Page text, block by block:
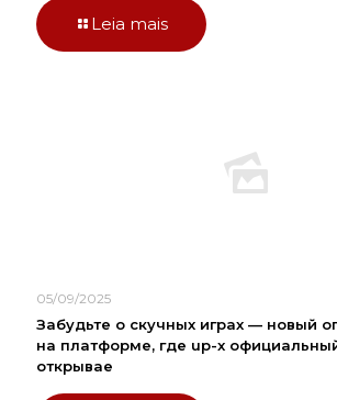
Leia mais
05/09/2025
Забудьте о скучных играх — новый
на платформе, где up-x
открывае